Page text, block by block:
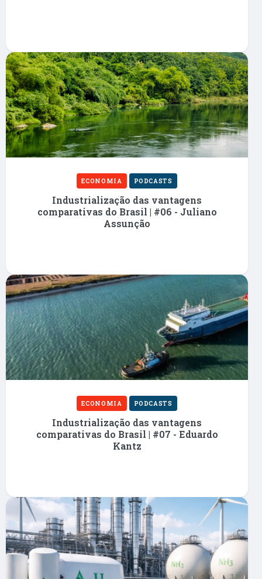
ECONOMIA PODCASTS
Industrialização das vantagens
comparativas do Brasil | #06 - Juliano
Assunção
ECONOMIA PODCASTS
Industrialização das vantagens
comparativas do Brasil | #07 - Eduardo
Kantz